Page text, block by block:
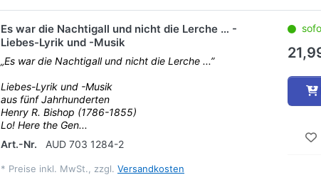
Es war die Nachtigall und nicht die Lerche … -
Liebes-Lyrik und -Musik
„Es war die Nachtigall und nicht die Lerche ...”
Liebes-Lyrik und -Musik
aus fünf Jahrhunderten
Henry R. Bishop (1786-1855)
Lo! Here the Gen...
Art.-Nr.
AUD 703 1284-2
* Preise inkl. MwSt., zzgl. Versandkosten